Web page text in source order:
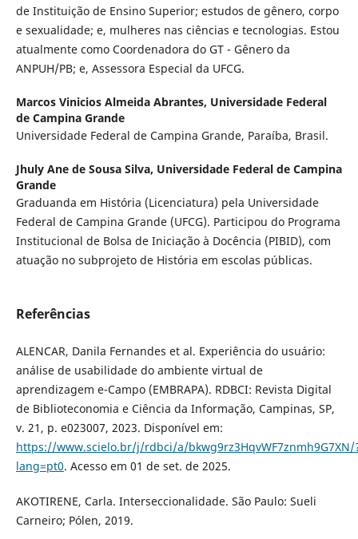
de Instituição de Ensino Superior; estudos de gênero, corpo
e sexualidade; e, mulheres nas ciências e tecnologias. Estou
atualmente como Coordenadora do GT - Gênero da
ANPUH/PB; e, Assessora Especial da UFCG.
Marcos Vinicios Almeida Abrantes, Universidade Federal
de Campina Grande
Universidade Federal de Campina Grande, Paraíba, Brasil.
Jhuly Ane de Sousa Silva, Universidade Federal de Campina
Grande
Graduanda em História (Licenciatura) pela Universidade
Federal de Campina Grande (UFCG). Participou do Programa
Institucional de Bolsa de Iniciação à Docência (PIBID), com
atuação no subprojeto de História em escolas públicas.
Referências
ALENCAR, Danila Fernandes et al. Experiência do usuário:
análise de usabilidade do ambiente virtual de
aprendizagem e-Campo (EMBRAPA). RDBCI: Revista Digital
de Biblioteconomia e Ciência da Informação, Campinas, SP,
v. 21, p. e023007, 2023. Disponível em:
https://www.scielo.br/j/rdbci/a/bkwg9rz3HqvWF7znmh9G7XN/
lang=pt0. Acesso em 01 de set. de 2025.
AKOTIRENE, Carla. Interseccionalidade. São Paulo: Sueli
Carneiro; Pólen, 2019.